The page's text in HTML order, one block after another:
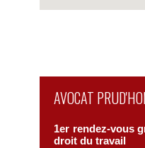
AVOCAT
1er rendez-vous
droit du travail